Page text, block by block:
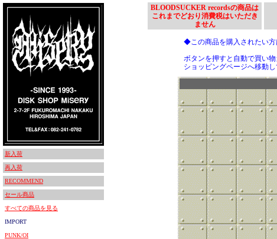
新入荷
再入荷
RECOMMEND
セール商品
すべての商品を見る
IMPORT
PUNK/OI
BLOODSUCKER recordsの商品は
これまでどおり消費税はいただき
ません
◆この商品を購入されたい方
ボタンを押すと自動で買い
ショッピングページへ移動